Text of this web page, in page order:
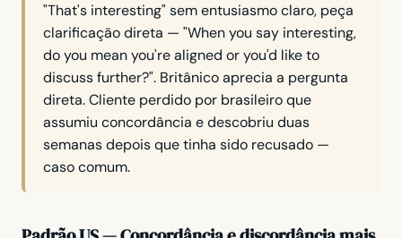
"That's interesting" sem entusiasmo claro, peça
clarificação direta — "When you say interesting,
do you mean you're aligned or you'd like to
discuss further?". Britânico aprecia a pergunta
direta. Cliente perdido por brasileiro que
assumiu concordância e descobriu duas
semanas depois que tinha sido recusado —
caso comum.